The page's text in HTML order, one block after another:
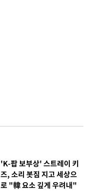
'K-팝 보부상' 스트레이 키
즈, 소리 봇짐 지고 세상으
로 "韓 요소 깊게 우려내"